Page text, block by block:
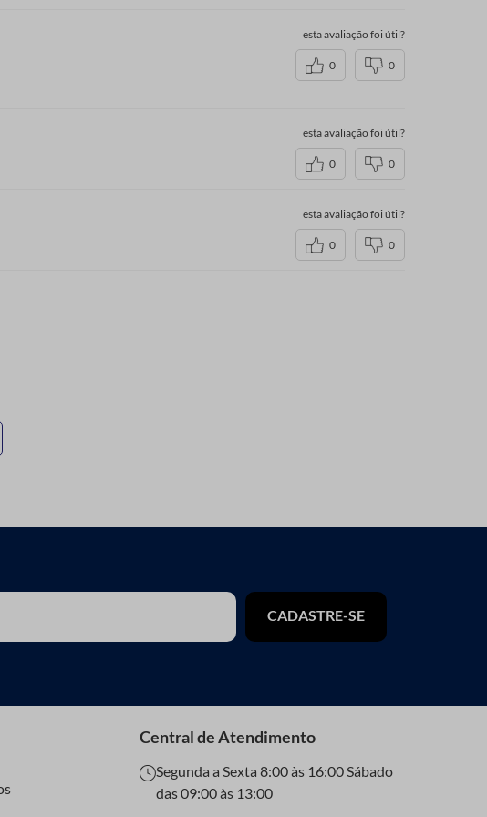
esta avaliação foi útil?
0 0
esta avaliação foi útil?
0 0
esta avaliação foi útil?
0 0
CADASTRE-SE
Central de Atendimento
Segunda a Sexta 8:00 às 16:00 Sábado
das 09:00 às 13:00